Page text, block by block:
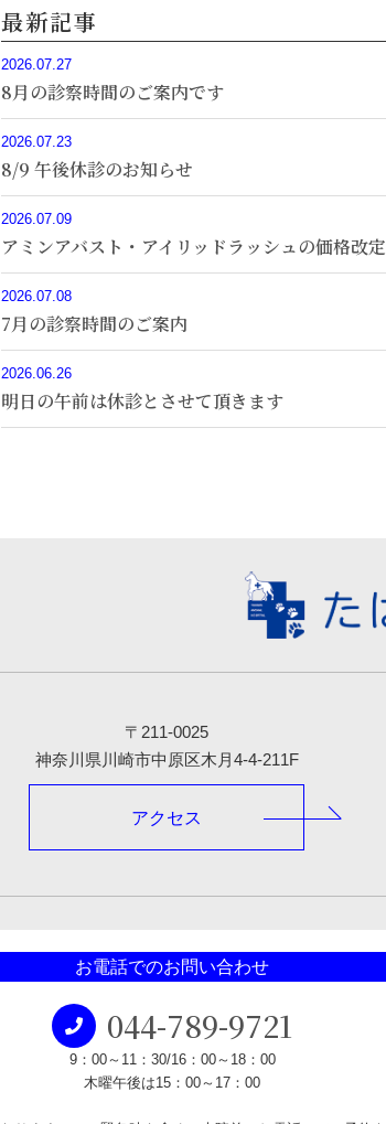
最新記事
2026.07.27
8月の診察時間のご案内です
2026.07.23
8/9 午後休診のお知らせ
2026.07.09
アミンアバスト・アイリッドラッシュの価格改定
2026.07.08
7月の診察時間のご案内
2026.06.26
明日の午前は休診とさせて頂きます
〒211-0025
神奈川県川崎市中原区木月4-4-211F
アクセス
お電話でのお問い合わせ
044-789-9721
9：00～11：30/16：00～18：00
木曜午後は15：00～17：00